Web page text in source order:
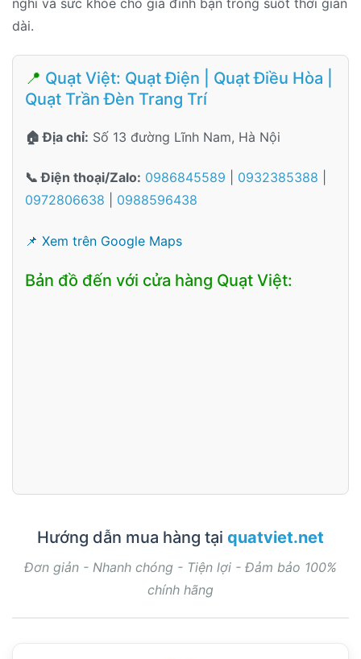
dài.
📍 Quạt Việt: Quạt Điện | Quạt Điều Hòa |
Quạt Trần Đèn Trang Trí
🏠 Địa chỉ: Số 13 đường Lĩnh Nam, Hà Nội
📞 Điện thoại/Zalo: 0986845589 0932385388
0972806638
0988596438
📌 Xem trên Google Maps
Bản đồ đến với cửa hàng Quạt Việt:
Hướng dẫn mua hàng tại quatviet.net
Đơn giản - Nhanh chóng - Tiện lợi - Đảm bảo 100%
chính hãng